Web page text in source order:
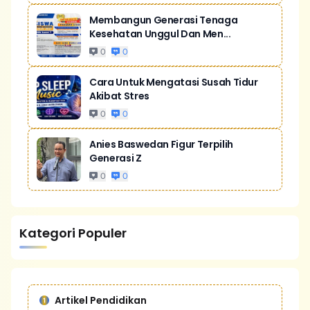
Membangun Generasi Tenaga
Kesehatan Unggul Dan Men...
0 0
Cara Untuk Mengatasi Susah Tidur
Akibat Stres
0 0
Anies Baswedan Figur Terpilih
Generasi Z
0 0
Kategori Populer
Artikel Pendidikan